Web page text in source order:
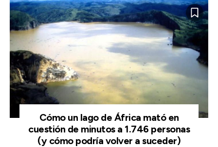
Cómo un lago de África mató en
cuestión de minutos a 1.746 personas
(y cómo podría volver a suceder)